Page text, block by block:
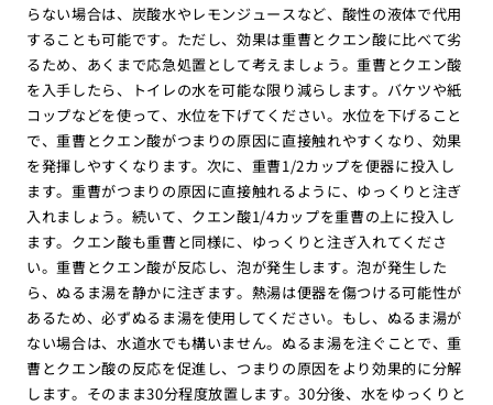
らない場合は、炭酸水やレモンジュースなど、酸性の液体で代用
することも可能です。ただし、効果は重曹とクエン酸に比べて劣
るため、あくまで応急処置として考えましょう。重曹とクエン酸
を入手したら、トイレの水を可能な限り減らします。バケツや紙
コップなどを使って、水位を下げてください。水位を下げること
で、重曹とクエン酸がつまりの原因に直接触れやすくなり、効果
を発揮しやすくなります。次に、重曹1/2カップを便器に投入し
ます。重曹がつまりの原因に直接触れるように、ゆっくりと注ぎ
入れましょう。続いて、クエン酸1/4カップを重曹の上に投入し
ます。クエン酸も重曹と同様に、ゆっくりと注ぎ入れてくださ
い。重曹とクエン酸が反応し、泡が発生します。泡が発生した
ら、ぬるま湯を静かに注ぎます。熱湯は便器を傷つける可能性が
あるため、必ずぬるま湯を使用してください。もし、ぬるま湯が
ない場合は、水道水でも構いません。ぬるま湯を注ぐことで、重
曹とクエン酸の反応を促進し、つまりの原因をより効果的に分解
します。そのまま30分程度放置します。30分後、水をゆっくりと